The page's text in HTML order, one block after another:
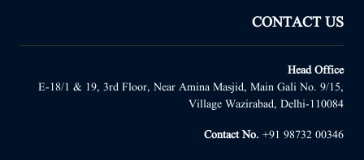
CONTACT US
Head Office
E-18/1 & 19, 3rd Floor, Near Amina Masjid, Main Gali No. 9/15,
Village Wazirabad, Delhi-110084
Contact No. +91 98732 00346